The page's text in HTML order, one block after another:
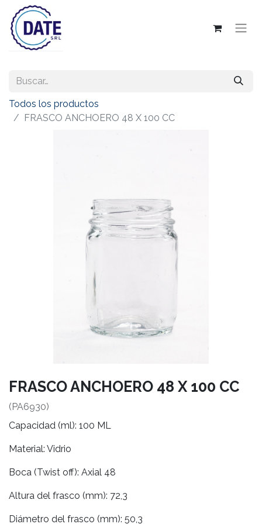
Todos los productos
FRASCO ANCHOERO 48 X 100 CC
FRASCO ANCHOERO 48 X 100 CC
(PA6930)
Capacidad (ml): 100 ML
Material: Vidrio
Boca (Twist off): Axial 48
Altura del frasco (mm): 72,3
Diámetro del frasco (mm): 50,3